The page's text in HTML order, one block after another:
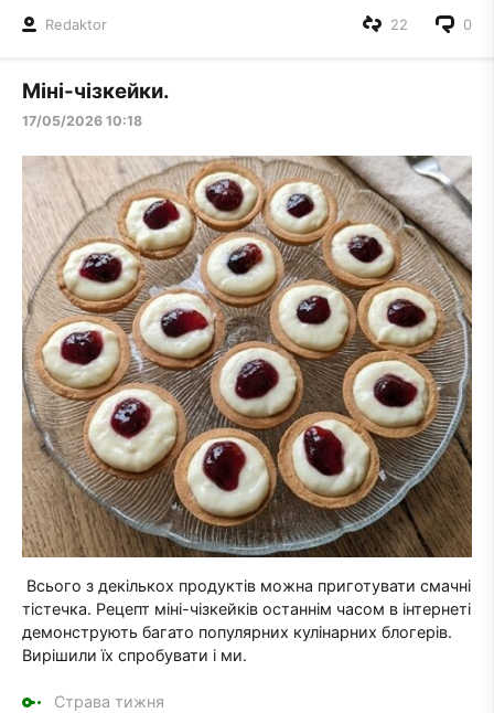
Redaktor 0
22
Міні-чізкейки.
17/05/2026 10:18
Всього з декількох продуктів можна приготувати смачні
тістечка. Рецепт міні-чізкейків останнім часом в інтернеті
демонструють багато популярних кулінарних блогерів.
Вирішили їх спробувати і ми.
Страва тижня